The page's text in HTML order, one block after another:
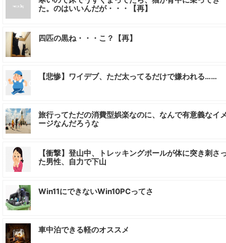
た。のはいいんだが・・・【再】
四匹の黒ね・・・こ？【再】
【悲惨】ワイデブ、ただ太ってるだけで嫌われる……
旅行ってただの消費型娯楽なのに、なんで有意義なイ
ージなんだろうな
【衝撃】登山中、トレッキングポールが体に突き刺さ
た男性、自力で下山
Win11にできないWin10PCってさ
車中泊できる軽のオススメ